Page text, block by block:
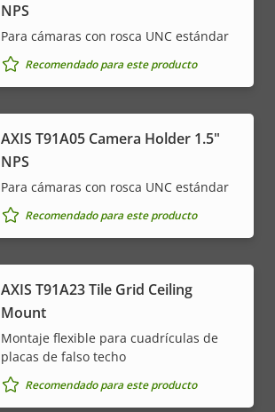
NPS
Para cámaras con rosca UNC estándar
Recomendado para este producto
AXIS T91A05 Camera Holder 1.5"
NPS
Para cámaras con rosca UNC estándar
Recomendado para este producto
AXIS T91A23 Tile Grid Ceiling
Mount
Montaje flexible para cuadrículas de
placas de falso techo
Recomendado para este producto